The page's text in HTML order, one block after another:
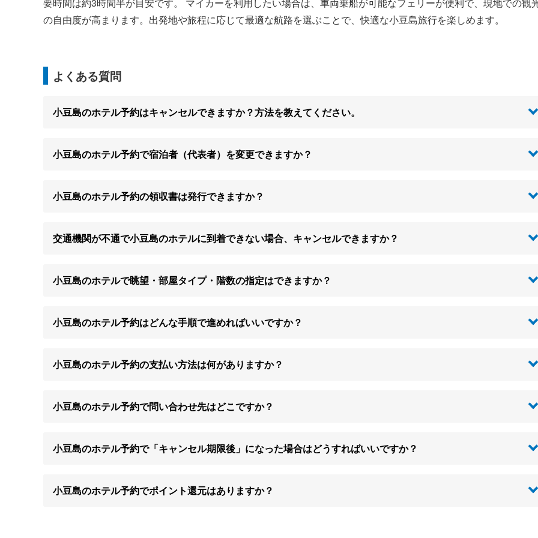
要時間は約3時間半が目安です。 マイカーを利用したい場合は、車両乗船が可能なフェリーが便利で、現地での観
の自由度が高まります。出発地や旅程に応じて最適な航路を選ぶことで、快適な小豆島旅行を楽しめます。
よくある質問
小豆島のホテル予約はキャンセルできますか？方法を教えてください。
小豆島のホテル予約で宿泊者（代表者）を変更できますか？
小豆島のホテル予約の領収書は発行できますか？
交通機関が不通で小豆島のホテルに到着できない場合、キャンセルできますか？
小豆島のホテルで眺望・部屋タイプ・階数の指定はできますか？
小豆島のホテル予約はどんな手順で進めればいいですか？
小豆島のホテル予約の支払い方法は何がありますか？
小豆島のホテル予約で問い合わせ先はどこですか？
小豆島のホテル予約で「キャンセル期限後」になった場合はどうすればいいですか？
小豆島のホテル予約でポイント還元はありますか？